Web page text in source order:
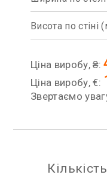
Висота по стіні
Ціна виробу, ₴:
Ціна виробу, €:
Звертаємо